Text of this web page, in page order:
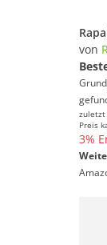
von
zuletzt
Preis
3%